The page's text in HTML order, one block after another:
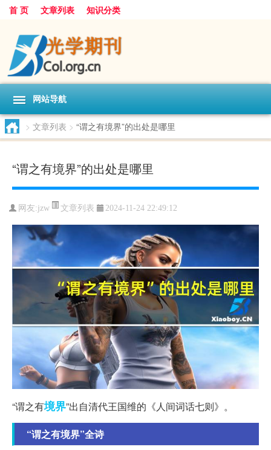
首 页 文章列表 知识分类
网站导航
> 文章列表 > “谓之有境界”的出处是哪里
“谓之有境界”的出处是哪里
网友:jzw 文章列表 2024-11-24 22:49:12
“谓之有境界”出自清代王国维的《人间词话七则》。
“谓之有境界”全诗